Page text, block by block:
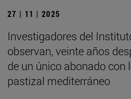
27 | 11 | 2025
Investigadores del
observan, veinte años
de un único abonado con
pastizal mediterráneo